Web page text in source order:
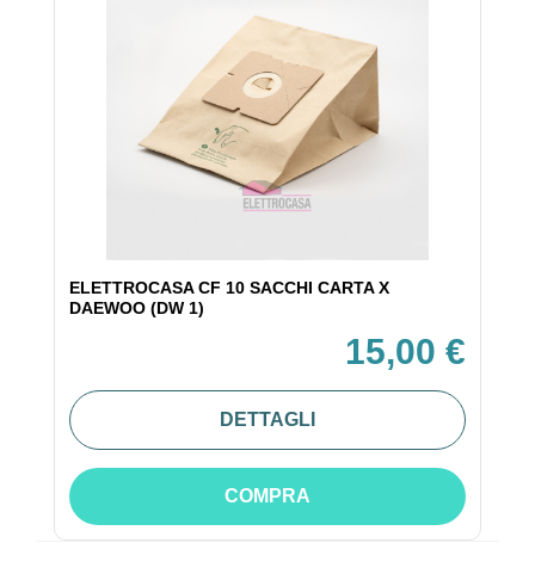
ELETTROCASA CF 10 SACCHI CARTA X
DAEWOO (DW 1)
15,00 €
DETTAGLI
COMPRA